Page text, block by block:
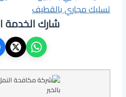
تسليك مجاري بالقطيف
شارك الخدمة